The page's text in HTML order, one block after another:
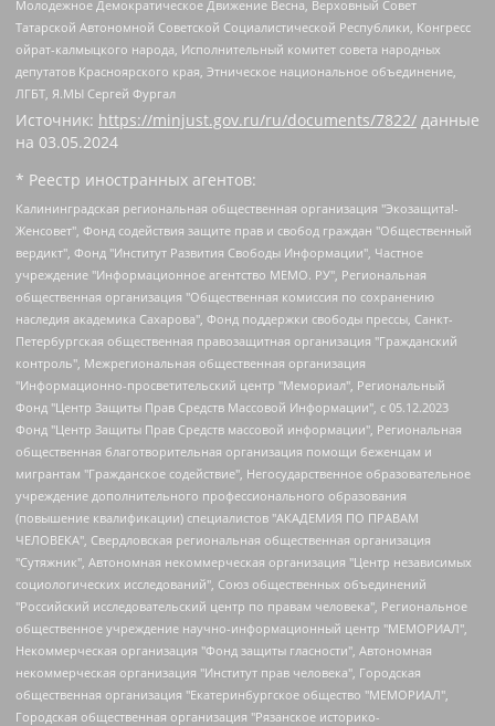
Молодежное Демократическое Движение Весна, Верховный Совет
Татарской Автономной Советской Социалистической Республики, Конгресс
ойрат-калмыцкого народа, Исполнительный комитет совета народных
депутатов Красноярского края, Этническое национальное объединение,
ЛГБТ, Я.МЫ Сергей Фургал
Источник: https://minjust.gov.ru/ru/documents/7822/ данные
на 03.05.2024
* Реестр иностранных агентов:
Калининградская региональная общественная организация "Экозащита!-Женсовет", Фонд содействия защите прав и свобод граждан "Общественный вердикт", Фонд "Институт Развития Свободы Информации", Частное учреждение "Информационное агентство МЕМО. РУ", Региональная общественная организация "Общественная комиссия по сохранению наследия академика Сахарова", Фонд поддержки свободы прессы, Санкт-Петербургская общественная правозащитная организация "Гражданский контроль", Межрегиональная общественная организация "Информационно-просветительский центр "Мемориал", Региональный Фонд "Центр Защиты Прав Средств Массовой Информации", с 05.12.2023 Фонд "Центр Защиты Прав Средств массовой информации", Региональная общественная благотворительная организация помощи беженцам и мигрантам "Гражданское содействие", Негосударственное образовательное учреждение дополнительного профессионального образования (повышение квалификации) специалистов "АКАДЕМИЯ ПО ПРАВАМ ЧЕЛОВЕКА", Свердловская региональная общественная организация "Сутяжник", Автономная некоммерческая организация "Центр независимых социологических исследований", Союз общественных объединений "Российский исследовательский центр по правам человека", Региональное общественное учреждение научно-информационный центр "МЕМОРИАЛ", Некоммерческая организация "Фонд защиты гласности", Автономная некоммерческая организация "Институт прав человека", Городская общественная организация "Екатеринбургское общество "МЕМОРИАЛ", Городская общественная организация "Рязанское историко-просветительское и правозащитное общество "Мемориал" (Рязанский Мемориал), Челябинский региональный орган общественной самодеятельности – женское общественное объединение "Женщины Евразии", Челябинский региональный орган общественной самодеятельности "Уральская правозащитная группа", Фонд содействия защите здоровья и социальной справедливости имени Андрея Рылькова, Автономная Некоммерческая Организация "Аналитический Центр Юрия Левады", Автономная некоммерческая организация социальной поддержки населения "Проект Апрель", Региональная общественная организация помощи женщинам и детям, находящимся в кризисной ситуации "Информационно-методический центр "Анна", Фонд содействия развитию массовых коммуникаций и правовому просвещению "Так-так-Так", Фонд содействия устойчивому развитию "Серебряная тайга", Свердловский региональный общественный фонд социальных проектов "Новое время", "Idel.Реалии", Кавказ.Реалии, Крым.Реалии, Телеканал Настоящее Время, Татаро-башкирская служба Радио Свобода (Azatliq Radiosi), Радио Свободная Европа/Радио Свобода (PCE/PC), "Сибирь.Реалии", "Фактограф", Благотворительный фонд помощи осужденным и их семьям, Автономная некоммерческая организация "Институт глобализации и социальных движений", Фонд "В защиту прав заключенных", Частное учреждение "Центр поддержки и содействия развитию средств массовой информации", Пензенский региональный общественный благотворительный фонд "Гражданский союз", "Север.Реалии", Некоммерческая организация Фонд "Правовая инициатива", Общество с ограниченной ответственностью "Радио Свободная Европа/Радио Свобода", Чешское информационное агентство "MEDIUM-ORIENT", Красноярская региональная общественная организация "Мы против СПИДа", Камалягин Денис Николаевич, Маркелов Сергей Евгеньевич, Пономарев Лев Александрович, Савицкая Людмила Алексеевна, Автономная некоммерческая организация "Центр по работе с проблемой насилия "НАСИЛИЮ.НЕТ", Межрегиональный профессиональный союз работников здравоохранения "Альянс врачей", Юридическое лицо, зарегистрированное в Латвийской Республике, SIA "Medusa Project" (регистрационный номер 40103797863, дата регистрации 10.06.2014), Некоммерческая организация "Фонд по борьбе с коррупцией", Автономная некоммерческая организация "Институт права и публичной политики", Баданин Роман Сергеевич, Гликин Максим Александрович, Железнова Мария Михайловна, Лукьянова Юлия Сергеевна, Маетная Елизавета Витальевна, Маняхин Петр Борисович, Чуракова Ольга Владимировна, Ярош Юлия Петровна, Юридическое лицо "The Insider SIA", зарегистрированное в Риге, Латвийская Республика (дата регистрации 26.06.2015), являющееся администратором доменного имени интернет-издания "The Insider SIA", https://theins.ru, Постернак Алексей Евгеньевич, Рубин Михаил Аркадьевич, Анин Роман Александрович, Юридическое лицо Istories fonds, зарегистрированное в Латвийской Республике (регистрационный номер 50008295751, дата регистрации 24.02.2020), Великовский Дмитрий Александрович, Долинина Ирина Николаевна, Мароховская Алеся Алексеевна, Шлейнов Роман Юрьевич, Шмагун Олеся Валентиновна, Общество с ограниченной ответственностью "Альтаир 2021", Общество с ограниченной ответственностью "Вега 2021", Общество с ограниченной ответственностью "Главный редактор 2021", Общество с ограниченной ответственностью "Ромашки монолит", Важенков Артем Валерьевич, Ивановская областная общественная организация "Центр гендерных исследований", Гурман Юрий Альбертович, Медиапроект "ОВД-Инфо", Егоров Владимир Владимирович, Жилинский Владимир Александрович, Общество с ограниченной ответственностью "ЗП", Иванова София Юрьевна, Карезина Инна Павловна, Кильтау Екатерина Викторовна, Петров Алексей Викторович, Пискунов Сергей Евгеньевич, Смирнов Сергей Сергеевич, Тихонов Михаил Сергеевич, Общество с ограниченной ответственностью "ЖУРНАЛИСТ-ИНОСТРАННЫЙ АГЕНТ", Арапова Галина Юрьевна, Вольтская Татьяна Анатольевна, Американская компания "Mason G.E.S. Anonymous Foundation" (США), являющаяся владельцем интернет-издания https://mnews.world/, Компания "Stichting Bellingcat", зарегистрированная в Нидерландах (дата регистрации 11.07.2018), Захаров Андрей Вячеславович, Клепиковская Екатерина Дмитриевна, Общество с ограниченной ответственностью "МЕМО", Перл Роман Александрович, Симонов Евгений Алексеевич, Соловьева Елена Анатольевна, Сотников Даниил Владимирович, Сурначева Елизавета Дмитриевна, Автономная некоммерческая организация по защите прав человека и информированию населения "Якутия – Наше Мнение", Общество с ограниченной ответственностью "Москоу диджитал медиа", с 26.01.2023 Общество с ограниченной ответственностью "Чайка Белые сады", Ветошкина Валерия Валерьевна, Заговора Максим Александрович, Межрегиональное общественное движение "Российская ЛГБТ - сеть", Оленичев Максим Владимирович, Павлов Иван Юрьевич, Скворцова Елена Сергеевна, Общество с ограниченной ответственностью "Как бы инагент", Кочетков Игорь Викторович, Общество с ограниченной ответственностью "Честные выборы", Еланчик Олег Александрович, Общество с ограниченной ответственностью "Нобелевский призыв", Гималова Регина Эмилевна, Григорьев Андрей Валерьевич, Григорьева Алина Александровна, Ассоциация по содействию защите прав призывников, альтернативнослужащих и военнослужащих "Правозащитная группа "Гражданин.Армия.Право", Хисамова Регина Фаритовна, Автономная некоммерческая организация по реализации социально-правовых программ "Лилит", Дальневосточное общественное движение "Маяк", Санкт-Петербургская ЛГБТ-инициативная группа "Выход", Инициативная группа ЛГБТ+ "Реверс", Алексеев Андрей Викторович, Бекбулатова Таисия Львовна, Беляев Иван Михайлович, Владыкина Елена Сергеевна, Гельман Марат Александрович, Никульшина Вероника Юрьевна, Толоконникова Надежда Андреевна, Шендерович Виктор Анатольевич, Общество с ограниченной ответственностью "Данное сообщение", Общество с ограниченной ответственностью Издательский дом "Новая глава", Айнбиндер Александра Александровна, Московский комьюнити-центр для ЛГБТ+инициатив, Благотворительный фонд развития филантропии, Deutsche Welle (Германия, Kurt-Schumacher-Strasse 3, 53113 Bonn), Борзунова Мария Михайловна, Воробьев Виктор Викторович, Голубева Анна Львовна, Константинова Алла Михайловна, Малкова Ирина Владимировна, Мурадов Мурад Абдулгалимович, Осетинская Елизавета Николаевна, Понасенков Евгений Николаевич, Ганапольский Матвей Юрьевич, Киселев Евгений Алексеевич, Борухович Ирина Григорьевна, Дремин Иван Тимофеевич, Дубровский Дмитрий Викторович, Красноярская региональная общественная организация поддержки и развития альтернативных образовательных технологий и межкультурных коммуникаций "ИНТЕРРА", Маяковская Екатерина Алексеевна, Фейгин Марк Захарович, Филимонов Андрей Викторович, Дзугкоева Регина Николаевна, Доброхотов Роман Александрович, Дудь Юрий Александрович, Елкин Сергей Владимирович, Кругликов Кирилл Игоревич, Сабунаева Мария Леонидовна, Семенов Алексей Владимирович, Шаинян Карен Багратович, Шульман Екатерина Михайловна, Асафьев Артур Валерьевич, Вахштайн Виктор Семенович, Венедиктов Алексей Алексеевич, Лушникова Екатерина Евгеньевна, Волков Леонид Михайлович, Невзоров Александр Глебович, Пархоменко Сергей Борисович, Сироткин Ярослав Николаевич, Кара-Мурза Владимир Владимирович, Баранова Наталья Владимировна, Гозман Леонид Яковлевич, Кагарлицкий Борис Юльевич, Климарев Михаил Валерьевич, Милов Владимир Станиславович, Автономная некоммерческая организация Краснодарский центр современного искусства "Типография", Моргенштерн Алишер Тагирович, Соболь Любовь Эдуардовна, Общество с ограниченной ответственностью "ЛИЗА НОРМ", Каспаров Гарри Кимович, Ходорковский Михаил Борисович, Общество с ограниченной ответственностью "Апрельские тезисы", Данилович Ирина Брониславовна, Кашин Олег Владимирович, Петров Николай Владимирович, Пивоваров Алексей Владимирович, Соколов Михаил Владимирович, Цветкова Юлия Владимировна, Чичваркин Евгений Александрович, Комитет против пыток/Команда против пыток, Общество с ограниченной ответственностью "Первый научный", Общество с ограниченной ответственностью "Вертолет и ко", Белоцерковская Вероника Борисовна, Кац Максим Евгеньевич, Лазарева Татьяна Юрьевна, Шаведдинов Руслан Табризович, Яшин Илья Валерьевич, Общество с ограниченной ответственностью "Иноагент ААВ", Алешковский Дмитрий Петрович, Альбац Евгения Марковна, Быков Дмитрий Львович, Галямина Юлия Евгеньевна, Лойко Сергей Леонидович, Мартынов Кирилл Константинович, Медведев Сергей Александрович, Крашенинников Федор Геннадиевич, Гордеева Катерина Вл